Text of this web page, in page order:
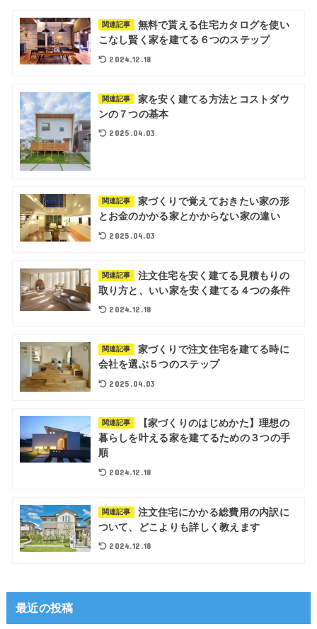
関連記事
無料で貰える住宅カタログを使い
こなし賢く家を建てる６つのステップ
2024.12.18
関連記事
家を安く建てる方法とコストダウ
ンの７つの基本
2025.04.03
関連記事
家づくりで覚えておきたい家の形
とお金のかかる家とかからない家の違い
2025.04.03
関連記事
注文住宅を安く建てる見積もりの
取り方と、いい家を安く建てる４つの条件
2024.12.18
関連記事
家づくりで注文住宅を建てる時に
会社を選ぶ５つのステップ
2025.04.03
関連記事
【家づくりのはじめかた】理想の
暮らしを叶える家を建てるための３つの手
順
2024.12.18
関連記事
注文住宅にかかる総費用の内訳に
ついて、どこよりも詳しく教えます
2024.12.18
最近の投稿